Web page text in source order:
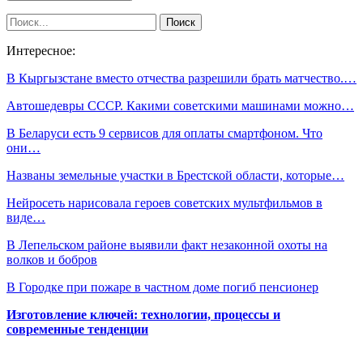
Интересное:
В Кыргызстане вместо отчества разрешили брать матчество.…
Автошедевры СССР. Какими советскими машинами можно…
В Беларуси есть 9 сервисов для оплаты смартфоном. Что
они…
Названы земельные участки в Брестской области, которые…
Нейросеть нарисовала героев советских мультфильмов в
виде…
В Лепельском районе выявили факт незаконной охоты на
волков и бобров
В Городке при пожаре в частном доме погиб пенсионер
Изготовление ключей: технологии, процессы и
современные тенденции